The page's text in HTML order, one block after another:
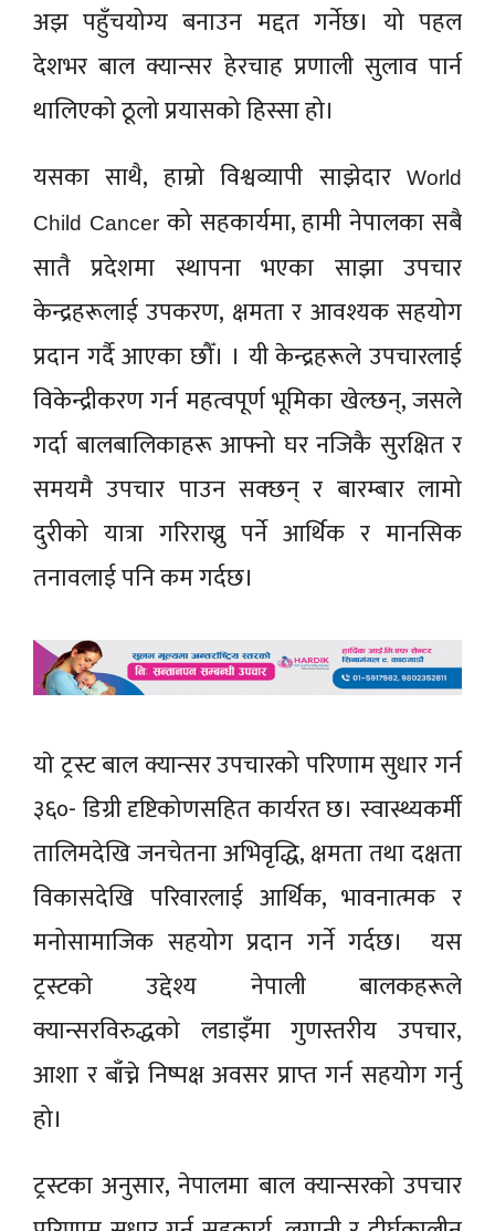
अझ पहुँचयोग्य बनाउन मद्दत गर्नेछ। यो पहल
देशभर बाल क्यान्सर हेरचाह प्रणाली सुलाव पार्न
थालिएको ठूलो प्रयासको हिस्सा हो।
यसका साथै, हाम्रो विश्वव्यापी साझेदार
World
Child Cancerको सहकार्यमा, हामी नेपालका सबै
सातै प्रदेशमा स्थापना भएका साझा उपचार
केन्द्रहरूलाई उपकरण, क्षमता र आवश्यक सहयोग
प्रदान गर्दै आएका छौँ। । यी केन्द्रहरूले उपचारलाई
विकेन्द्रीकरण गर्न महत्वपूर्ण भूमिका खेल्छन्, जसले
गर्दा बालबालिकाहरू आफ्नो घर नजिकै सुरक्षित र
समयमै उपचार पाउन सक्छन् र बारम्बार लामो
दुरीको यात्रा गरिराख्नु पर्ने आर्थिक र मानसिक
तनावलाई पनि कम गर्दछ।
याे ट्रस्ट बाल क्यान्सर उपचारको परिणाम सुधार गर्न
३६०- डिग्री दृष्टिकोणसहित कार्यरत छ। स्वास्थ्यकर्मी
तालिमदेखि जनचेतना अभिवृद्धि, क्षमता तथा दक्षता
विकासदेखि परिवारलाई आर्थिक, भावनात्मक र
मनोसामाजिक सहयोग प्रदान गर्ने गर्दछ। यस
ट्रस्टकाे उद्देश्य नेपाली बालकहरूले
क्यान्सरविरुद्धको लडाइँमा गुणस्तरीय उपचार,
आशा र बाँच्ने निष्पक्ष अवसर प्राप्त गर्न सहयोग गर्नु
हो।
ट्रस्टका अनुसार, नेपालमा बाल क्यान्सरको उपचार